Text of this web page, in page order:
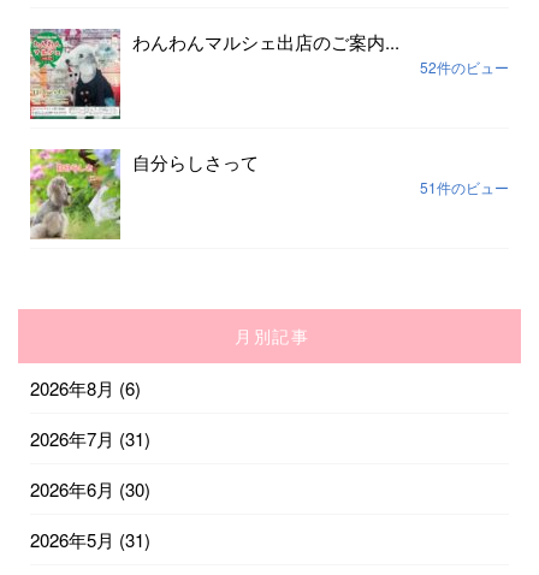
わんわんマルシェ出店のご案内...
52件のビュー
自分らしさって
51件のビュー
月別記事
2026年8月 (6)
2026年7月 (31)
2026年6月 (30)
2026年5月 (31)